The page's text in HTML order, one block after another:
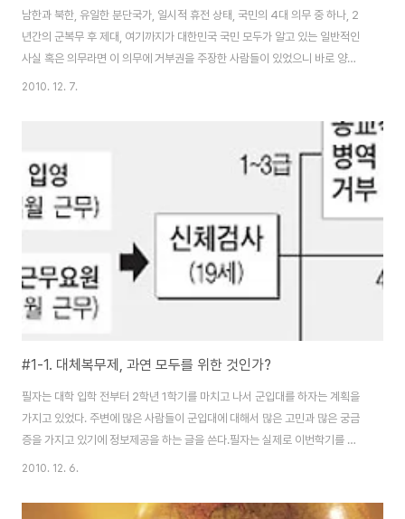
남한과 북한, 유일한 분단국가, 일시적 휴전 상태, 국민의 4대 의무 중 하나, 2
년간의 군복무 후 제대, 여기까지가 대한민국 국민 모두가 알고 있는 일반적인
사실 혹은 의무라면 이 의무에 거부권을 주장한 사람들이 있었으니 바로 양심
에 따른 병역 거부자 들이다. 자신들의 종교적 교리(살인 및 그에 상응하는 행
부), 군대 자체의 폭력성에 대한 불신, 거부감 등등을 이유로 병역을 거부하는
사람들이다. 양심이란 무엇인가? 양심이란 선악을 판단하고 선을 명령하며 악
을 물리치는 도덕 의식이다. 말 그대로 양심의 자유란 그들 스스로 선악을 판단
할 수 있는 권리인 것이다. 하지만 단순히 군대라는 가치가 양심과 비 양심 선과
악으로 나눌 수 ..
2010. 12. 7.
#1-1. 대체복무제, 과연 모두를 위한 것인가?
필자는 대학 입학 전부터 2학년 1학기를 마치고 나서 군입대를 하자는 계획을
가지고 있었다. 주변에 많은 사람들이 군입대에 대해서 많은 고민과 많은 궁금
증을 가지고 있기에 정보제공을 하는 글을 쓴다.필자는 실제로 이번학기를 마
치고 휴학계를 내고서, 2011년 3월에 입대하는 학생이다. 현재 대한민국 시민
통적인 고민이겠지만, 더 큰 고민이 있다. 바로 군대다. 그럼, 군대라고 하면 많
2010. 12. 6.